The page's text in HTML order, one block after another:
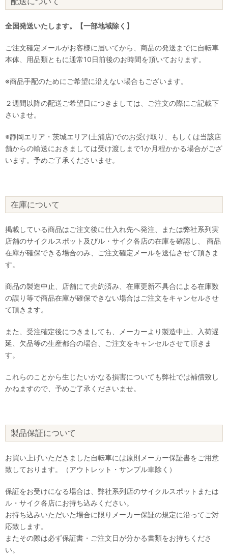
全国発送いたします。【一部地域除く】
ご注文確定メールがお客様に届いてから、商品の発送までに自転車
本体、用品類ともに通常10日前後のお時間を頂いております。
※商品手配のためにご希望に沿えない場合もございます。
２週間以降の配送ご希望日につきましては、ご注文の際にご記載下
さいませ。
※静岡エリア・茨城エリア(土浦店)でのお受け取り、もしくは当該店
舗からの輸送におきましては受け渡しまで1か月程かかる場合がござ
います。予めご了承くださいませ。
在庫について
掲載している商品はご注文後に仕入れ先へ発注、または弊社系列実
店舗のサイクルスポット及びル・サイク各店の在庫を確認し、 商品
在庫が確保できる場合のみ、ご注文確定メールを送信させて頂きま
す。
商品の製造中止、店舗にて売約済み、在庫更新不具合による在庫数
の誤り等で商品在庫が確保できない場合はご注文をキャンセルさせ
て頂きます。
また、受注確定後につきましても、メーカーより製造中止、入荷遅
延、欠品等の生産都合の場合、ご注文をキャンセルさせて頂きま
す。
これらのことから生じたいかなる損害についても弊社では補償致し
かねますので、予めご了承くださいませ。
製品保証について
お買い上げいただきました自転車には原則メーカー保証書をご用意
致しております。（アウトレット・サンプル車除く）
保証をお受けになる場合は、弊社系列店のサイクルスポットまたは
ル・サイク各店にお持ち込みください。
お持ち込みいただいた場合に限りメーカー保証の規定に沿ってご対
応致します。
またその際は必ず保証書・ご注文日が分かる書類をお持ちくださ
い。